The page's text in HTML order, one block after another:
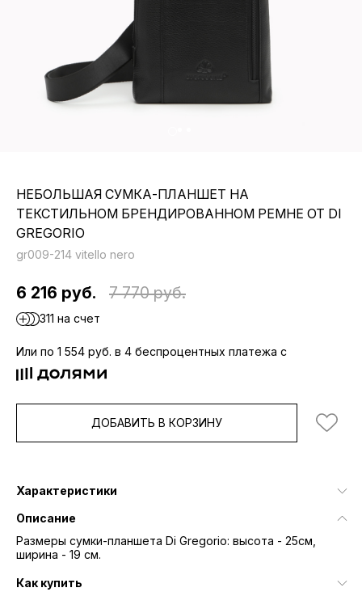
НЕБОЛЬШАЯ СУМКА-ПЛАНШЕТ НА
ТЕКСТИЛЬНОМ БРЕНДИРОВАННОМ РЕМНЕ ОТ DI
GREGORIO
gr009-214 vitello nero
6 216 руб. 7 770 руб.
311 на счет
Или по 1 554 руб. в 4 беспроцентных платежа с
ДОБАВИТЬ В КОРЗИНУ
Характеристики
Описание
Размеры сумки-планшета Di Gregorio: высота - 25см,
ширина - 19 см.
Как купить